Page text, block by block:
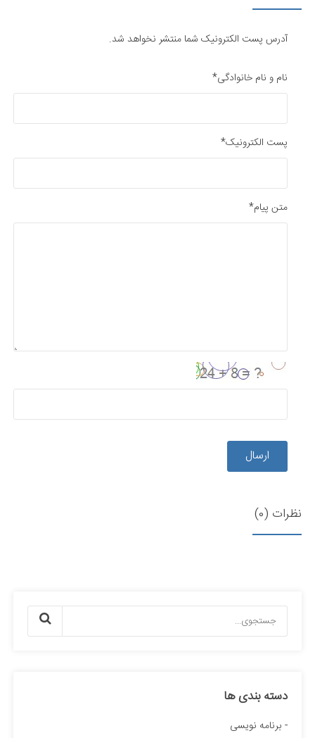
آدرس پست الکترونیک شما منتشر نخواهد شد.
نام و نام خانوادگی*
پست الکترونیک*
متن پیام*
ارسال
نظرات (0)
دسته بندی ها
برنامه نویسی